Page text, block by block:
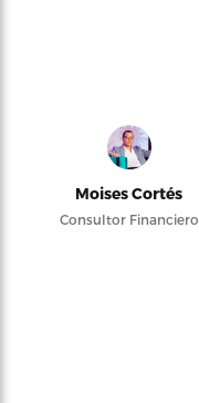
Moises Cortés
Consultor Financiero